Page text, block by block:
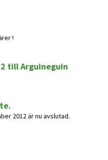
!
till Arguineguin
2012 är nu avslutad.